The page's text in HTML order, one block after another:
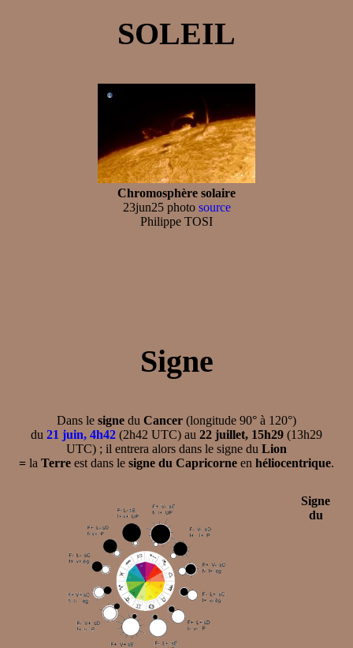
SOLEIL
Chromosphère solaire
23jun25 photo source
Philippe TOSI
Signe
Dans le signe du Cancer (longitude 90° à 120°)
du 21 juin, 4h42 (2h42 UTC) au 22 juillet, 15h29 (13h29
UTC) ; il entrera alors dans le signe du Lion
= la Terre est dans le signe du Capricorne en héliocentrique.
Signe
du